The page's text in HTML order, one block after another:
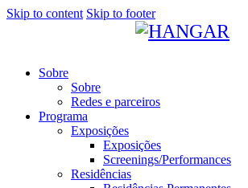
Skip to content Skip to footer
Sobre
Sobre
Redes e parceiros
Programa
Exposições
Exposições
Screenings/Performances
Residências